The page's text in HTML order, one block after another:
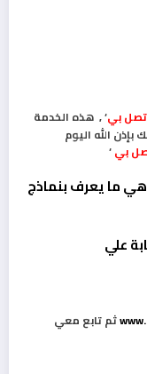
بي‘ , هذه الخدمة
الله اليوم
بي‘
هي ما يعرف بنماذج
علي
ثم تابع معي